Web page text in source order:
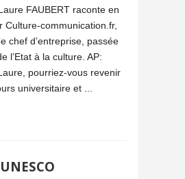
FAUBERT raconte en
Culture-communication.fr,
chef d’entreprise, passée
l’Etat à la culture. AP:
pourriez-vous revenir
universitaire et ...